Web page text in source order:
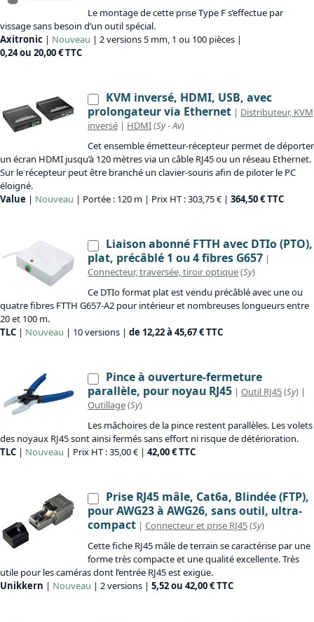
Le montage de cette prise Type F s’effectue par
vissage sans besoin d’un outil spécial.
Axitronic | Nouveau | 2 versions 5 mm, 1 ou 100 pièces |
0,24 ou 20,00 € TTC
KVM inversé, HDMI, USB, avec
prolongateur via Ethernet | Distributeur, KVM
inversé | HDMI(Sy-Av)
Cet ensemble émetteur-récepteur permet de déporter
un écran HDMI jusqu’à 120 mètres via un câble RJ45 ou un réseau Ethernet.
Sur le récepteur peut être branché un clavier-souris afin de piloter le PC
éloigné.
Value | Nouveau | Portée : 120 m | Prix HT : 303,75 € | 364,50 € TTC
Liaison abonné FTTH avec DTIo (PTO),
plat, précâblé 1 ou 4 fibres G657 |
Connecteur, traversée, tiroir optique(Sy)
Ce DTIo format plat est vendu précâblé avec une ou
quatre fibres FTTH G657-A2 pour intérieur et nombreuses longueurs entre
20 et 100 m.
TLC | Nouveau | 10 versions | de 12,22 à 45,67 € TTC
Pince à ouverture-fermeture
parallèle, pour noyau RJ45 | Outil RJ45(Sy) |
Outillage(Sy)
Les mâchoires de la pince restent parallèles. Les volets
des noyaux RJ45 sont ainsi fermés sans effort ni risque de détérioration.
TLC | Nouveau | Prix HT : 35,00 € | 42,00 € TTC
Prise RJ45 mâle, Cat6a, Blindée (FTP),
pour AWG23 à AWG26, sans outil, ultra-
compact | Connecteur et prise RJ45(Sy)
Cette fiche RJ45 mâle de terrain se caractérise par une
forme très compacte et une qualité excellente. Très
utile pour les caméras dont l’entrée RJ45 est exigüe.
Unikkern | Nouveau | 2 versions | 5,52 ou 42,00 € TTC